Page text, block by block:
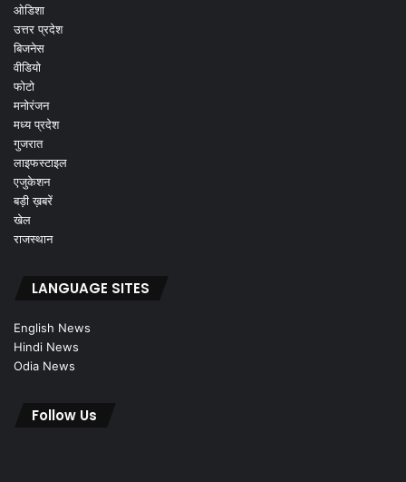
ओडिशा
उत्तर प्रदेश
बिजनेस
वीडियो
फोटो
मनोरंजन
मध्य प्रदेश
गुजरात
लाइफस्टाइल
एजुकेशन
बड़ी ख़बरें
खेल
राजस्थान
LANGUAGE SITES
English News
Hindi News
Odia News
Follow Us